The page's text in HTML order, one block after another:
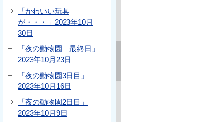
「かわいい玩具
が・・・」2023年10月
30日
「夜の動物園 最終日」
2023年10月23日
「夜の動物園3日目」
2023年10月16日
「夜の動物園2日目」
2023年10月9日